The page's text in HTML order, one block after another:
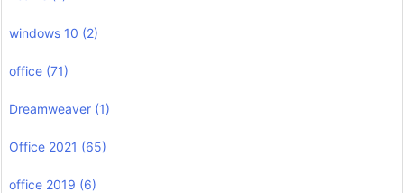
windows 10 (2)
office (71)
Dreamweaver (1)
Office 2021 (65)
office 2019 (6)